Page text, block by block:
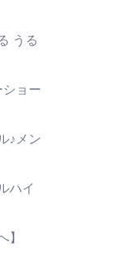
うる
ョー
♪メン
ハイ